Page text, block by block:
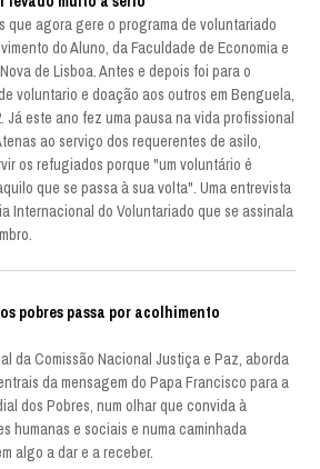
que agora gere o programa de voluntariado
do Aluno, da Faculdade de Economia e
de Lisboa. Antes e depois foi para o
voluntario e doação aos outros em Benguela,
Já este ano fez uma pausa na vida profissional
ao serviço dos requerentes de asilo,
os refugiados porque "um voluntário é
que se passa à sua volta". Uma entrevista
Internacional do Voluntariado que se assinala
pobres passa por acolhimento
da Comissão Nacional Justiça e Paz, aborda
da mensagem do Papa Francisco para a
dos Pobres, num olhar que convida à
humanas e sociais e numa caminhada
algo a dar e a receber.